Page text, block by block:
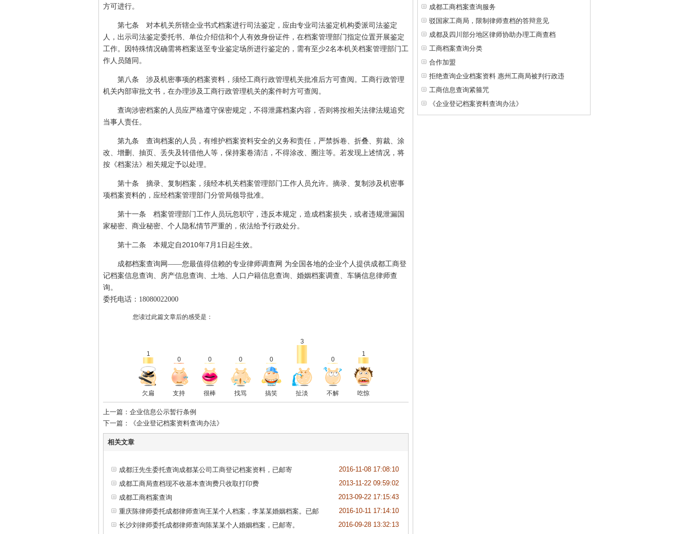
方可进行。
第七条 对本机关所辖企业书式档案进行司法鉴定，应由专业司法鉴定机构委派司法鉴定
人，出示司法鉴定委托书、单位介绍信和个人有效身份证件，在档案管理部门指定位置开展鉴定
工作。因特殊情况确需将档案送至专业鉴定场所进行鉴定的，需有至少2名本机关档案管理部门工
作人员随同。
第八条 涉及机密事项的档案资料，须经工商行政管理机关批准后方可查阅。工商行政管理
机关内部审批文书，在办理涉及工商行政管理机关的案件时方可查阅。
查询涉密档案的人员应严格遵守保密规定，不得泄露档案内容，否则将按相关法律法规追究
当事人责任。
第九条 查询档案的人员，有维护档案资料安全的义务和责任，严禁拆卷、折叠、剪裁、涂
改、增删、抽页、丢失及转借他人等，保持案卷清洁，不得涂改、圈注等。若发现上述情况，将
按《档案法》相关规定予以处理。
第十条 摘录、复制档案，须经本机关档案管理部门工作人员允许。摘录、复制涉及机密事
项档案资料的，应经档案管理部门分管局领导批准。
第十一条 档案管理部门工作人员玩忽职守，违反本规定，造成档案损失，或者违规泄漏国
家秘密、商业秘密、个人隐私情节严重的，依法给予行政处分。
第十二条 本规定自 2010年7 月 1 日起生效。
成都档案查询网——您最值得信赖的专业律师调查网 为全国各地的企业个人提供成都工商登
记档案信息查询、房产信息查询、土地、人口户籍信息查询、婚姻档案调查、车辆信息律师查
询。
委托电话：18080022000
您读过此篇文章后的感受是：
1
0 0 0 0
3
0
1
欠扁 支持 很棒 找骂 搞笑 扯淡 不解 吃惊
上一篇：企业信息公示暂行条例
下一篇：《企业登记档案资料查询办法》
相关文章
成都汪先生委托查询成都某公司工商登记档案资料，已邮寄
2016-11-08 17:08:10
成都工商局查档现不收基本查询费只收取打印费
2013-11-22 09:59:02
成都工商档案查询
2013-09-22 17:15:43
重庆陈律师委托成都律师查询王某个人档案，李某某婚姻档案。已邮
2016-10-11 17:14:10
长沙刘律师委托成都律师查询陈某某个人婚姻档案，已邮寄。
2016-09-28 13:32:13
成都工商档案查询服务
驳国家工商局，限制律师查档的答辩意见
成都及四川部分地区律师协助办理工商查档
工商档案查询分类
合作加盟
拒绝查询企业档案资料 惠州工商局被判行政违
工商信息查询紧箍咒
《企业登记档案资料查询办法》